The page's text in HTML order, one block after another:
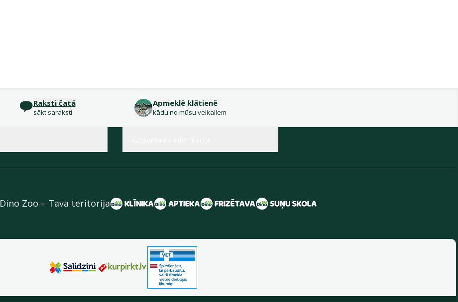
Raksti čatā
sākt saraksti
Apmeklē klātienē
kādu no mūsu veikaliem
Dino Zoo – Tava teritorija